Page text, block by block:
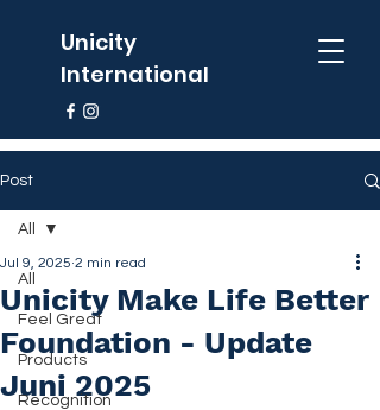
Unicity
International
Post
All
Feel Great
Products
Recognition
All
Unicity Make Life Better
Foundation - Update
Juni 2025
Jul 9, 2025 2 min read